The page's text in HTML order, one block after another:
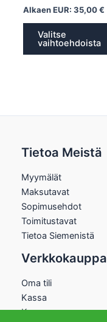
Alkaen EUR: 35,00€
Valitse
vaihtoehdoista
Tietoa Meistä
Myymälät
Maksutavat
Sopimusehdot
Toimitustavat
Tietoa Siemenistä
Verkkokauppa
Oma tili
Kassa
Kauppa